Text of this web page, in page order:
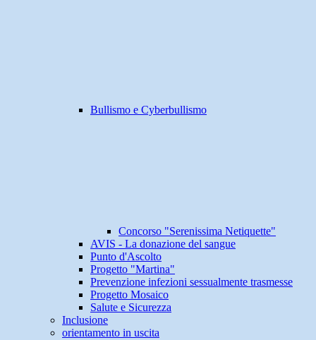
Bullismo e Cyberbullismo
Concorso "Serenissima Netiquette"
AVIS - La donazione del sangue
Punto d'Ascolto
Progetto "Martina"
Prevenzione infezioni sessualmente trasmesse
Progetto Mosaico
Salute e Sicurezza
Inclusione
orientamento in uscita